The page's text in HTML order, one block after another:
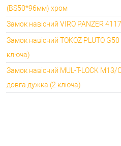
(BS50*96мм) хром
Замок навісний VIRO PANZER
Замок навісний TOKOZ PLUTO G50
ключа)
Замок навісний MUL-T-LOCK M13/
довга дужка (2 ключа)